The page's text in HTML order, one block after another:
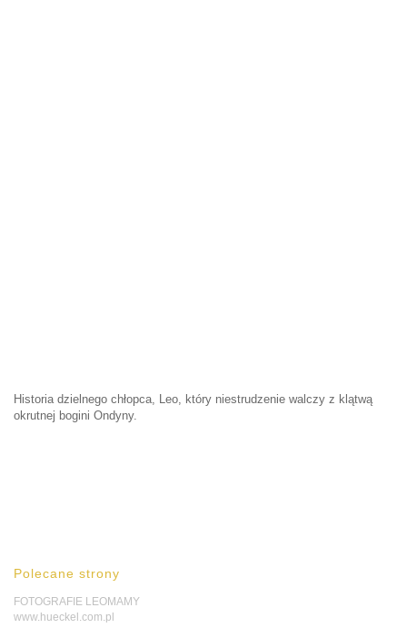
Historia dzielnego chłopca, Leo, który niestrudzenie walczy z klątwą
okrutnej bogini Ondyny.
Polecane strony
FOTOGRAFIE LEOMAMY
www.hueckel.com.pl